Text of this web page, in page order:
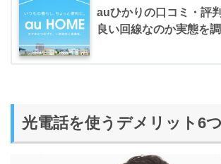
auひかりの口コミ・評
良い回線なのか実態を調
光電話を使うデメリット6つ